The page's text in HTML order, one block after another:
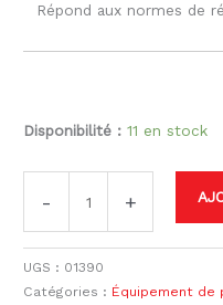
Répond aux normes de
Disponibilité : 11 en stock
- +
UGS : 01390
Catégories : Équipement de